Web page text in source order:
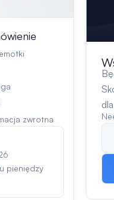
zwrotna
pieniędzy